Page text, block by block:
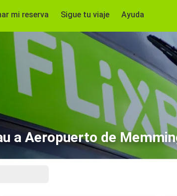
mi reserva Sigue tu viaje Ayuda
a Aeropuerto de